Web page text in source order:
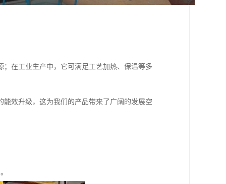
在工业生产中，它可满足工艺加热、保温等多
效升级，这为我们的产品带来了广阔的发展空